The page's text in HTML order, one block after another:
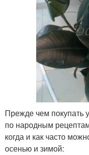
Прежде чем покупать
по народным
когда и как часто
осенью и зимой: